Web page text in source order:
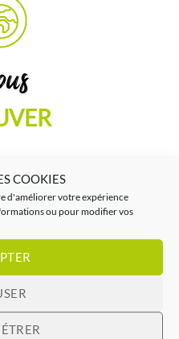
COOKIES
d'améliorer votre expérience
ou pour modifier vos
vos